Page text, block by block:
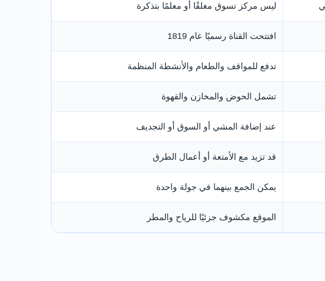
ليس مركز تسوق مغلقًا أو معلمًا بتذكرة
افتتحت القناة رسميًا عام 1819
تدفع للمواقف والطعام والأنشطة المنظمة
تشمل الحوض والمخازن والقهوة
عند إضافة المشي أو السوق أو التجديف
قد تزيد مع الأمتعة أو أعمال الطرق
يمكن الجمع بينهما في جولة واحدة
الموقع مكشوف جزئيًا للرياح والمطر